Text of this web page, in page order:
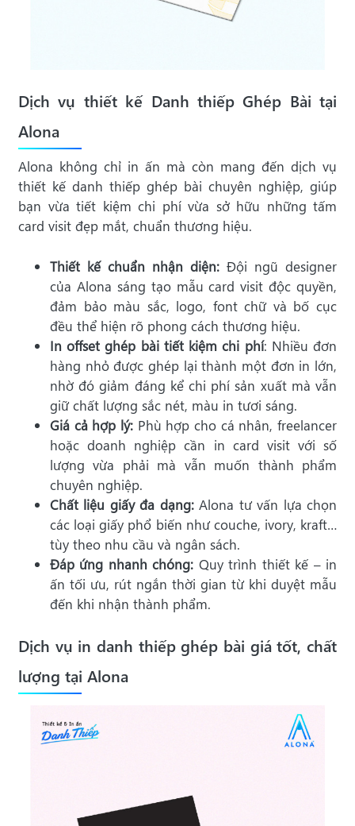
Dịch vụ thiết kế Danh thiếp Ghép Bài tại
Alona
Alona không chỉ in ấn mà còn mang đến dịch vụ
thiết kế danh thiếp ghép bài chuyên nghiệp, giúp
bạn vừa tiết kiệm chi phí vừa sở hữu những tấm
card visit đẹp mắt, chuẩn thương hiệu.
Thiết kế chuẩn nhận diện: Đội ngũ designer
của Alona sáng tạo mẫu card visit độc quyền,
đảm bảo màu sắc, logo, font chữ và bố cục
đều thể hiện rõ phong cách thương hiệu.
In offset ghép bài tiết kiệm chi phí: Nhiều đơn
hàng nhỏ được ghép lại thành một đơn in lớn,
nhờ đó giảm đáng kể chi phí sản xuất mà vẫn
giữ chất lượng sắc nét, màu in tươi sáng.
Giá cả hợp lý: Phù hợp cho cá nhân, freelancer
hoặc doanh nghiệp cần in card visit với số
lượng vừa phải mà vẫn muốn thành phẩm
chuyên nghiệp.
Chất liệu giấy đa dạng:Alona tư vấn lựa chọn
các loại giấy phổ biến như couche, ivory, kraft…
tùy theo nhu cầu và ngân sách.
Đáp ứng nhanh chóng: Quy trình thiết kế – in
ấn tối ưu, rút ngắn thời gian từ khi duyệt mẫu
đến khi nhận thành phẩm.
Dịch vụ in danh thiếp ghép bài giá tốt, chất
lượng tại Alona